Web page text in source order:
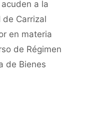
a la
de Carrizal
en materia
de Régimen
de Bienes